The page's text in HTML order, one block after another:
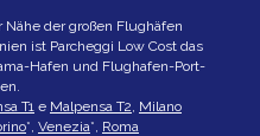
der großen Flughäfen
ist Parcheggi Low Cost das
Hafen und Flughafen-Port-
T1 e Malpensa T2, Milano
*, Venezia*, Roma